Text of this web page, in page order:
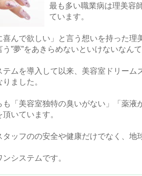
最も多い職業病は理美容
ています。
喜んで欲しい」と言う想いを持った理
う”夢”をあきらめないといけないなん
テムを導入して以来、美容室ドリーム
ました。
も「美容室独特の臭いがない」「薬液
いています。
タッフのの安全や健康だけでなく、地
システムです。